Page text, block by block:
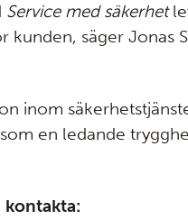
Service med säkerhet
säger Jonas
inom
en ledande